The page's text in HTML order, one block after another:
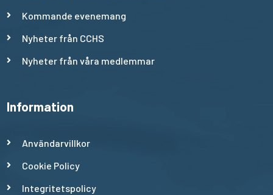
Kommande evenemang
Nyheter från CCHS
Nyheter från våra medlemmar
Information
Användarvillkor
Cookie Policy
Integritetspolicy